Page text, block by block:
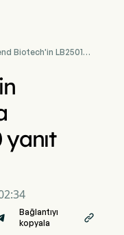
Biotech'in LB2501'i
Bağlantıyı
kopyala
